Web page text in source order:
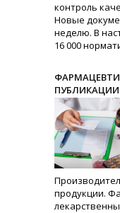
контроль
Новые
неделю. В
16 000
продукции.